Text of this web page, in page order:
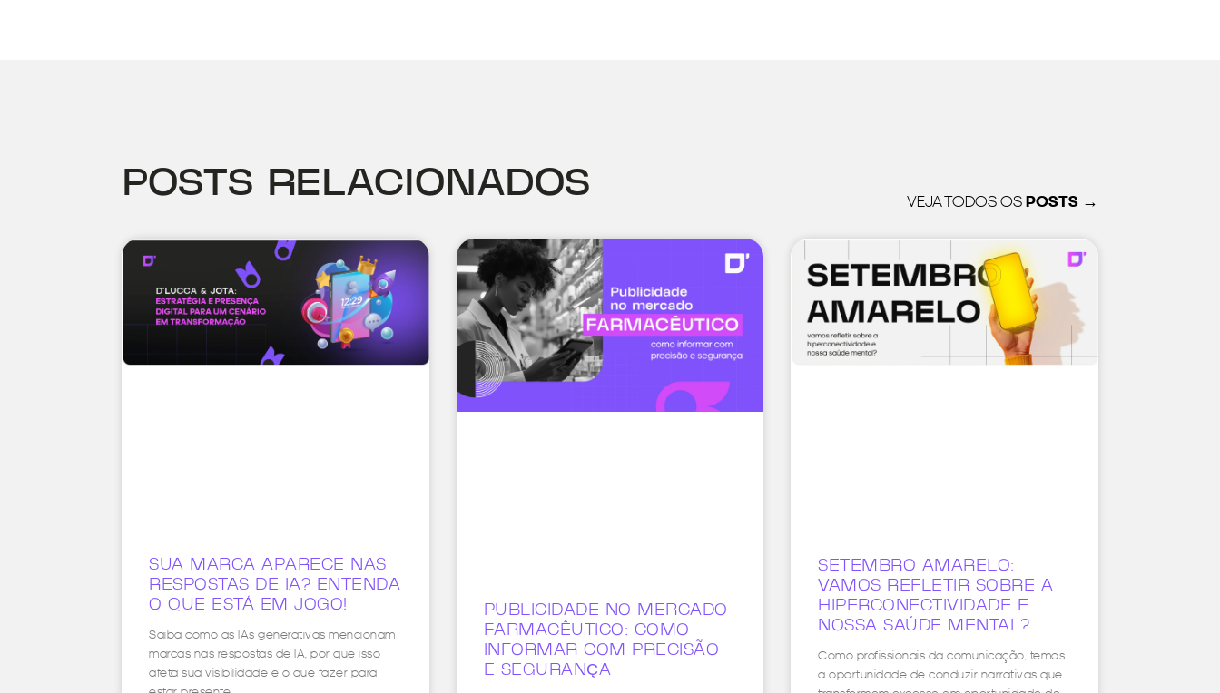
VEJA TODOS OSPOSTS →
POSTS RELACIONADOS
SUA MARCA APARECE NAS
RESPOSTAS DE IA? ENTENDA
O QUE ESTÁ EM JOGO!
Saiba como as IAs generativas mencionam
marcas nas respostas de IA, por que isso
afeta sua visibilidade e o que fazer para
PUBLICIDADE NO MERCADO
FARMACÊUTICO: COMO
INFORMAR COM PRECISÃO
E SEGURANÇA
SETEMBRO AMARELO:
VAMOS REFLETIR SOBRE A
HIPERCONECTIVIDADE E
NOSSA SAÚDE MENTAL?
Como profissionais da comunicação, temos
a oportunidade de conduzir narrativas que